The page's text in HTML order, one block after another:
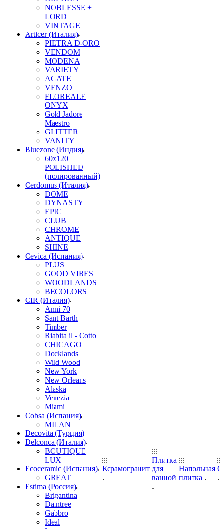
NOBLESSE +
LORD
VINTAGE
Articer (Италия)
PIETRA D-ORO
VENDOM
MODENA
VARIETY
AGATE
VENZO
FLOREALE
ONYX
Gold Jadore
Maestro
GLITTER
VANITY
Bluezone (Индия)
60х120
POLISHED
(полированный)
Cerdomus (Италия)
DOME
DYNASTY
EPIC
CLUB
CHROME
ANTIQUE
SHINE
Cevica (Испания)
PLUS
GOOD VIBES
WOODLANDS
BECOLORS
CIR (Италия)
Anni 70
Sant Barth
Timber
Riabita il - Cotto
CHICAGO
Docklands
Wild Wood
New York
New Orleans
Alaska
Venezia
Miami
Cobsa (Испания)
MILAN
Decovita (Турция)
Delconca (Италия)
BOUTIQUE
LUX
Ecoceramic (Испания)
GREAT
Estima (Россия)
Brigantina
Daintree
Gabbro
Ideal
Керамогранит
Плитка
для
ванной
Напольная
плитка